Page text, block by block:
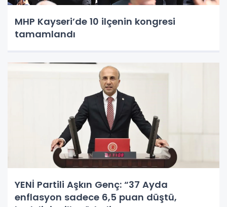
MHP Kayseri’de 10 ilçenin kongresi
tamamlandı
YENİ Partili Aşkın Genç: “37 Ayda
enflasyon sadece 6,5 puan düştü,